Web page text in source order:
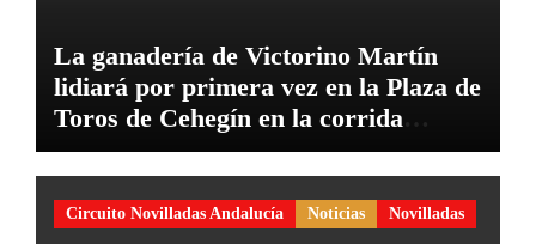
La ganadería de Victorino Martín
lidiará por primera vez en la Plaza de
Toros de Cehegín en la corrida
conmemorativa de su 125 aniversario
Circuito Novilladas Andalucía Noticias Novilladas